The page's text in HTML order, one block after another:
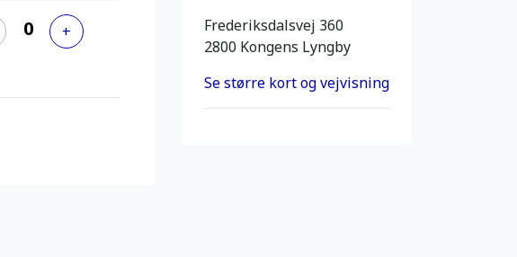
+
Frederiksdalsvej 360
2800 Kongens Lyngby
Se større kort og vejvisning